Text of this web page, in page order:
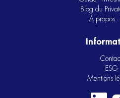
Blog du
A propos
ESG
Mentions